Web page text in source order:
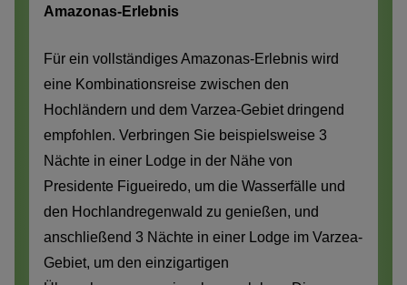
Amazonas-Erlebnis
Für ein vollständiges Amazonas-Erlebnis wird
eine Kombinationsreise zwischen den
Hochländern und dem Varzea-Gebiet dringend
empfohlen. Verbringen Sie beispielsweise 3
Nächte in einer Lodge in der Nähe von
Presidente Figueiredo, um die Wasserfälle und
den Hochlandregenwald zu genießen, und
anschließend 3 Nächte in einer Lodge im Varzea-
Gebiet, um den einzigartigen